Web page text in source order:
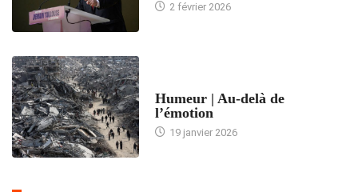
2 février 2026
Humeur | Au-delà de
l’émotion
19 janvier 2026